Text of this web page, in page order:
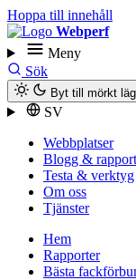
Hoppa till innehåll
Webperf
Meny
Sök
Byt till mörkt
SV
Webbplatser
Blogg &
Testa & verktyg
Om oss
Tjänster
Hem
Rapporter
Bästa